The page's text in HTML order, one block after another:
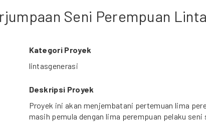
Seni Perempuan
Kategori Proyek
lintasgenerasi
Deskripsi Proyek
Proyek ini akan menjembatani pertemuan lima
masih pemula dengan lima perempuan pelaku